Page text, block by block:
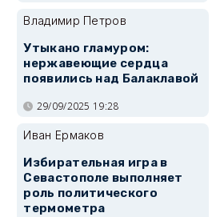
Владимир Петров
Утыкано гламуром:
нержавеющие сердца
появились над Балаклавой
29/09/2025 19:28
Иван Ермаков
Избирательная игра в
Севастополе выполняет
роль политического
термометра